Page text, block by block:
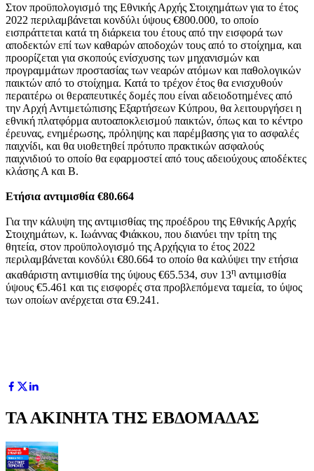
Στον προϋπολογισμό της Εθνικής Αρχής Στοιχημάτων για το έτος
2022 περιλαμβάνεται κονδύλι ύψους €800.000, το οποίο
εισπράττεται κατά τη διάρκεια του έτους από την εισφορά των
αποδεκτών επί των καθαρών αποδοχών τους από το στοίχημα, και
προορίζεται για σκοπούς ενίσχυσης των μηχανισμών και
προγραμμάτων προστασίας των νεαρών ατόμων και παθολογικών
παικτών από το στοίχημα. Κατά το τρέχον έτος θα ενισχυθούν
περαιτέρω οι θεραπευτικές δομές που είναι αδειοδοτημένες από
την Αρχή Αντιμετώπισης Εξαρτήσεων Κύπρου, θα λειτουργήσει η
εθνική πλατφόρμα αυτοαποκλεισμού παικτών, όπως και το κέντρο
έρευνας, ενημέρωσης, πρόληψης και παρέμβασης για το ασφαλές
παιχνίδι, και θα υιοθετηθεί πρότυπο πρακτικών ασφαλούς
παιχνιδιού το οποίο θα εφαρμοστεί από τους αδειούχους αποδέκτες
κλάσης Α και Β.
Ετήσια αντιμισθία €80.664
Για την κάλυψη της αντιμισθίας της προέδρου της Εθνικής Αρχής
Στοιχημάτων, κ. Ιωάννας Φιάκκου, που διανύει την τρίτη της
θητεία, στον προϋπολογισμό της Αρχήςγια το έτος 2022
περιλαμβάνεται κονδύλι €80.664 το οποίο θα καλύψει την ετήσια
ακαθάριστη αντιμισθία της ύψους €65.534, συν 13η αντιμισθία
ύψους €5.461 και τις εισφορές στα προβλεπόμενα ταμεία, το ύψος
των οποίων ανέρχεται στα €9.241.
ΤΑ ΑΚΙΝΗΤΑ ΤΗΣ ΕΒΔΟΜΑΔΑΣ